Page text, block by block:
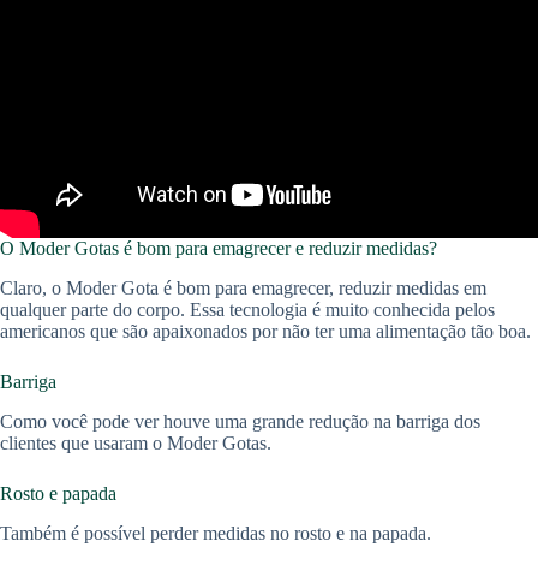
O Moder Gotas é bom para emagrecer e reduzir medidas?
Claro, o Moder Gota é bom para emagrecer, reduzir medidas em
qualquer parte do corpo. Essa tecnologia é muito conhecida pelos
americanos que são apaixonados por não ter uma alimentação tão boa.
Barriga
Como você pode ver houve uma grande redução na barriga dos
clientes que usaram o Moder Gotas.
Rosto e papada
Também é possível perder medidas no rosto e na papada.